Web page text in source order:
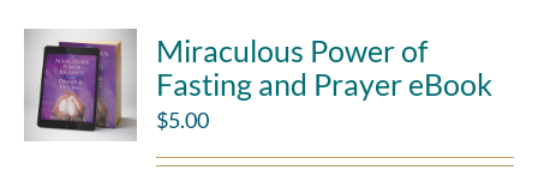
Miraculous Power of
Fasting and Prayer eBook
$5.00